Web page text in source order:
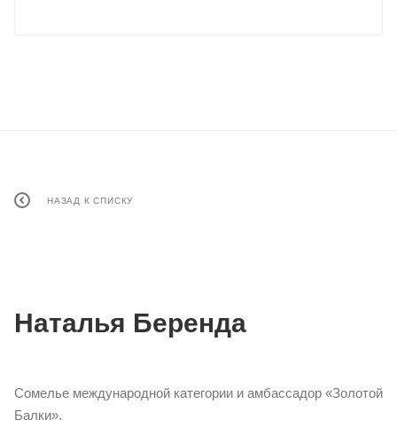
НАЗАД К СПИСКУ
Наталья Беренда
Сомелье международной категории и амбассадор «Золотой
Балки».